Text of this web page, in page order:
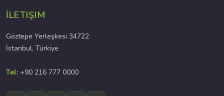
İLETIŞIM
Göztepe Yerleşkesi 34722
İstanbul, Türkiye
Tel: +90 216 777 0000